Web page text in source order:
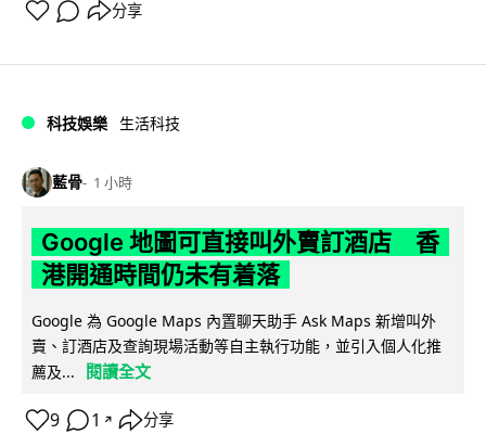
分享
科技娛樂 生活科技
藍骨 1 小時
Google 地圖可直接叫外賣訂酒店 香
港開通時間仍未有着落
Google 為 Google Maps 內置聊天助手 Ask Maps 新增叫外
賣、訂酒店及查詢現場活動等自主執行功能，並引入個人化推
薦及...
閱讀全文
9 1 ↗ 分享